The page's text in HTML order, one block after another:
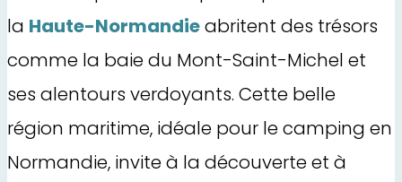
la Haute-Normandieabritent des trésors
comme la baie du Mont-Saint-Michel et
ses alentours verdoyants. Cette belle
région maritime, idéale pour le camping en
Normandie, invite à la découverte et à